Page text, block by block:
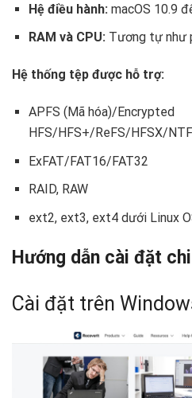
Hệ điều hành: macOS 10.9
RAM và CPU:Tương tự như
Hệ thống tệp được hỗ trợ:
APFS (Mã hóa)/Encrypted
HFS/HFS+/ReFS/HFSX/
ExFAT/FAT16/FAT32
RAID, RAW
ext2, ext3, ext4 dưới Linux
Hướng dẫn cài đặt
Cài đặt trên